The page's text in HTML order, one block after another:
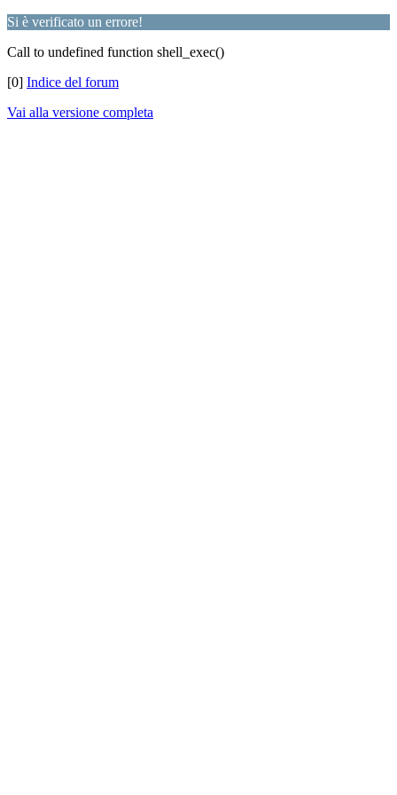
Si è verificato un errore!
Call to undefined function shell_exec()
[0] Indice del forum
Vai alla versione completa